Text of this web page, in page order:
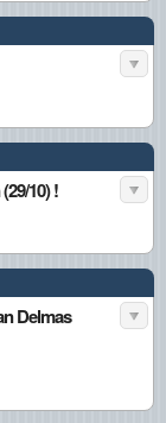
10) !
Delmas